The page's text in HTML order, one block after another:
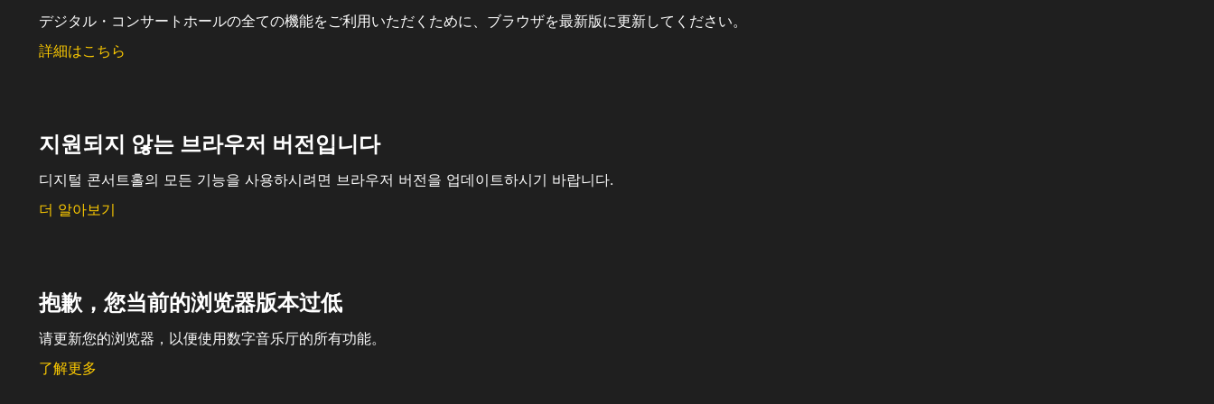
デジタル・コンサートホールの全ての機能をご利用いただくために、ブラウザを最新版に更新してください。
詳細はこちら
지원되지 않는 브라우저 버전입니다
디지털 콘서트홀의 모든 기능을 사용하시려면 브라우저 버전을 업데이트하시기 바랍니다.
더 알아보기
抱歉，您当前的浏览器版本过低
请更新您的浏览器，以便使用数字音乐厅的所有功能。
了解更多